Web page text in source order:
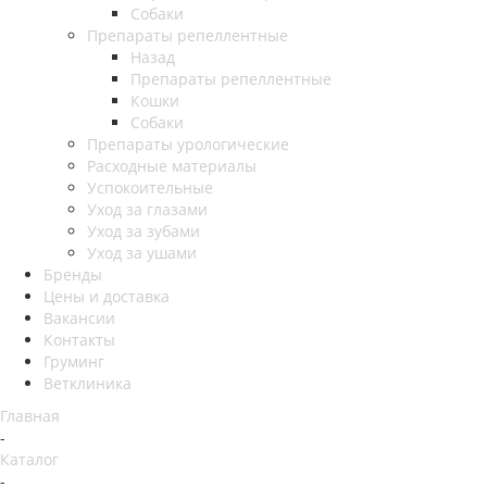
Собаки
Препараты репеллентные
Назад
Препараты репеллентные
Кошки
Собаки
Препараты урологические
Расходные материалы
Успокоительные
Уход за глазами
Уход за зубами
Уход за ушами
Бренды
Цены и доставка
Вакансии
Контакты
Груминг
Ветклиника
Главная
-
Каталог
-